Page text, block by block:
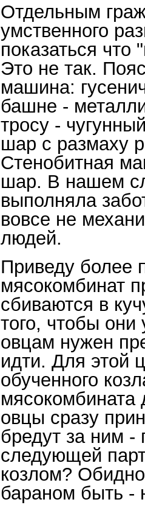
Отдельным
умственного
показаться что
Это не так.
машина:
башне -
тросу -
шар с размаху
Стенобитная
шар. В нашем
выполняла
вовсе не
людей.
Приведу более
мясокомбинат
сбиваются в
того, чтобы
овцам нужен
идти. Для этой
обученного
мясокомбината
овцы сразу
бредут за ним
следующей
козлом?
бараном быть -